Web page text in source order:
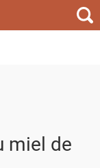
miel de